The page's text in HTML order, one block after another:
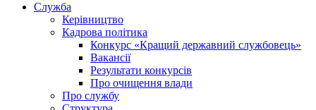
Служба
Керівництво
Кадрова політика
Конкурс «Кращий державний службовець»
Вакансії
Результати конкурсів
Про очищення влади
Про службу